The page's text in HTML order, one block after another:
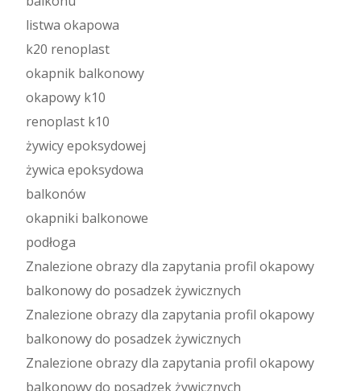
listwa okapowa
k20 renoplast
okapnik balkonowy
okapowy k10
renoplast k10
żywicy epoksydowej
żywica epoksydowa
balkonów
okapniki balkonowe
podłoga
Znalezione obrazy dla zapytania profil okapowy
balkonowy do posadzek żywicznych
Znalezione obrazy dla zapytania profil okapowy
balkonowy do posadzek żywicznych
Znalezione obrazy dla zapytania profil okapowy
balkonowy do posadzek żywicznych